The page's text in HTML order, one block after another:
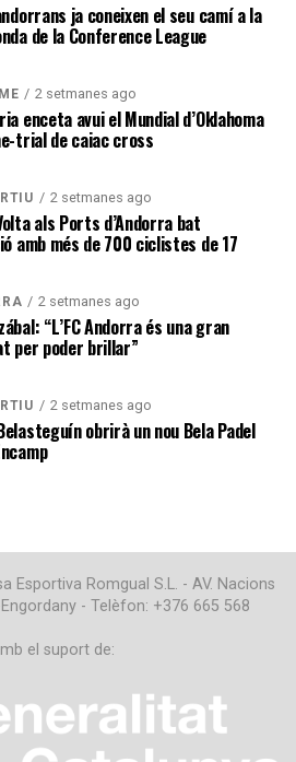
ja coneixen el seu camí a la
de la Conference League
2 setmanes ago
enceta avui el Mundial d’Oklahoma
trial de caiac cross
2 setmanes ago
als Ports d’Andorra bat
amb més de 700 ciclistes de 17
2 setmanes ago
“L’FC Andorra és una gran
per poder brillar”
2 setmanes ago
obrirà un nou Bela Padel
Esportiva Romgual S.L. - AV. Nacions
- Telèfon: +376 665 568
el suport de: